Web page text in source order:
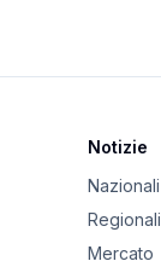
Notizie
Nazionali
Regionali
Mercato